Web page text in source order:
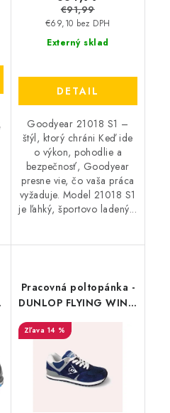
Externý sklad
€69,10 bez DPH
€91,99
DETAIL
Goodyear 21018 S1 –
štýl, ktorý chráni Keď ide
o výkon, pohodlie a
bezpečnosť, Goodyear
presne vie, čo vaša práca
vyžaduje. Model 21018 S1
je ľahký, športovo ladený...
Pracovná poltopánka -
DUNLOP FLYING WING
O2 - tmavomodrá
DL0203005
14 %